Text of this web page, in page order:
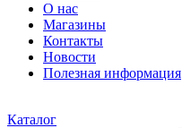
О нас
Магазины
Контакты
Новости
Полезная информация
Каталог